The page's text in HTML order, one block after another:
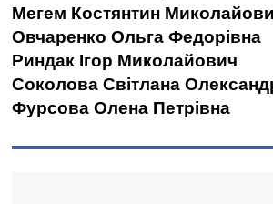
Мегем Костянтин
Овчаренко Ольга Федорівна
Риндак Ігор Миколайович
Соколова Світлана
Фурсова Олена Петрівна